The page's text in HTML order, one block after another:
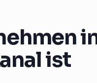
ist